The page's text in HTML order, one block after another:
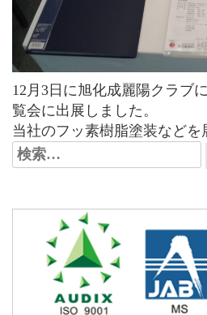
12月3日に旭化成麗陽クラブ
覧会に出展しました。
当社のフッ素樹脂塗装などを
検
索: